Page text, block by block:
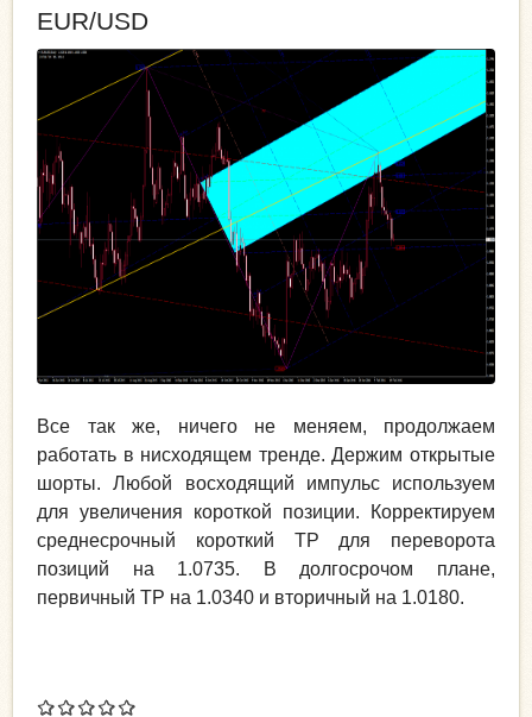
EUR/USD
Все так же, ничего не меняем, продолжаем
работать в нисходящем тренде. Держим открытые
шорты. Любой восходящий импульс используем
для увеличения короткой позиции. Корректируем
среднесрочный короткий ТР для переворота
позиций на 1.0735. В долгосрочом плане,
первичный ТР на 1.0340 и вторичный на 1.0180.